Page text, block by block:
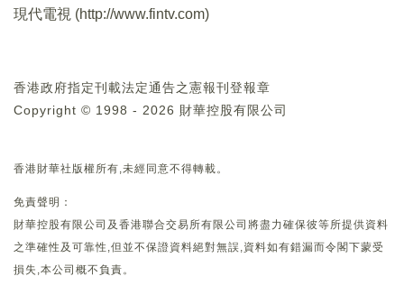
現代電視 (http://www.fintv.com)
香港政府指定刊載法定通告之憲報刊登報章
Copyright © 1998 - 2026 財華控股有限公司
香港財華社版權所有,未經同意不得轉載。
免責聲明：
財華控股有限公司及香港聯合交易所有限公司將盡力確保彼等所提供資料
之準確性及可靠性,但並不保證資料絕對無誤,資料如有錯漏而令閣下蒙受
損失,本公司概不負責。